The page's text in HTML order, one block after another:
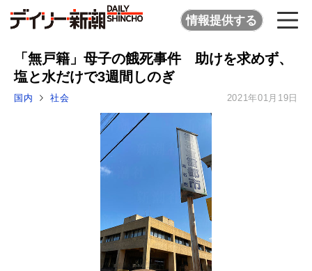
情報提供する
「無戸籍」母子の餓死事件 助けを求めず、
塩と水だけで3週間しのぎ
国内 社会 2021年01月19日